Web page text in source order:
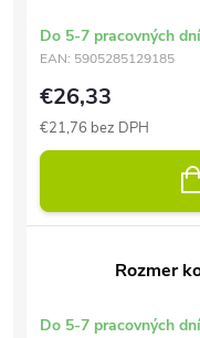
Do 5-7 pracovných
EAN: 5905285129185
€26,33
€21,76 bez DPH
Rozmer
Do 5-7 pracovných